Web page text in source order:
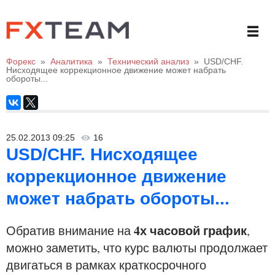
Форекс » Аналитика » Технический анализ »
USD/CHF.
Нисходящее коррекционное движение может набрать
обороты...
25.02.2013 09:25 16
USD/CHF. Нисходящее
коррекционное движение
может набрать обороты...
Обратив внимание на4х часовой график,
можно заметить, что курс валюты продолжает
двигаться в рамках краткосрочного